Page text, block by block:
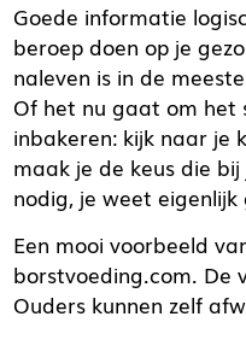
Goede informatie
beroep doen op je
naleven is in de
Of het nu gaat om het
inbakeren: kijk naar je
maak je de keus die
nodig, je weet
Een mooi voorbeeld
borstvoeding.com. De
Ouders kunnen zelf